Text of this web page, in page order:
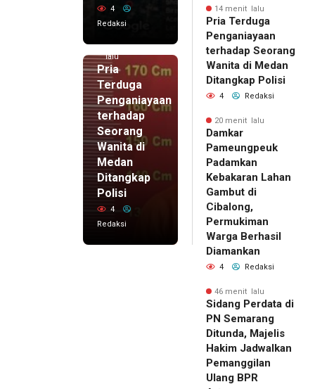
4
Redaksi
14 menit
lalu
Pria
Terduga
Penganiayaan
terhadap
Seorang
Wanita di
Medan
Ditangkap
Polisi
4
Redaksi
14 menit lalu
Pria Terduga
Penganiayaan
terhadap Seorang
Wanita di Medan
Ditangkap Polisi
4 Redaksi
20 menit lalu
Damkar
Pameungpeuk
Padamkan
Kebakaran Lahan
Gambut di
Cibalong,
Permukiman
Warga Berhasil
Diamankan
4 Redaksi
46 menit lalu
Sidang Perdata di
PN Semarang
Ditunda, Majelis
Hakim Jadwalkan
Pemanggilan
Ulang BPR